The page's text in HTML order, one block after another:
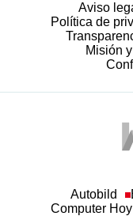
Aviso
Política de
Misión
Autobild
Computer Hoy